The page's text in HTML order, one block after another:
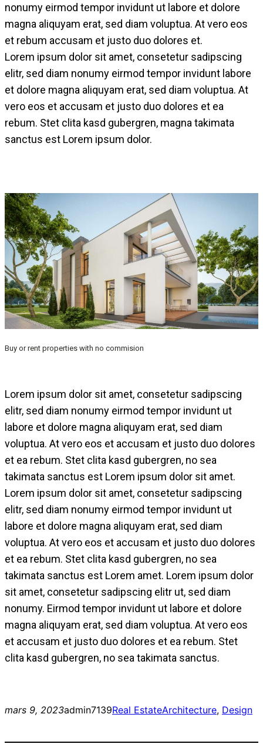
nonumy eirmod tempor invidunt ut labore et dolore
magna aliquyam erat, sed diam voluptua. At vero eos
et rebum accusam et justo duo dolores et.
Lorem ipsum dolor sit amet, consetetur sadipscing
elitr, sed diam nonumy eirmod tempor invidunt labore
et dolore magna aliquyam erat, sed diam voluptua. At
vero eos et accusam et justo duo dolores et ea
rebum. Stet clita kasd gubergren, magna takimata
sanctus est Lorem ipsum dolor.
Buy or rent properties with no commision
Lorem ipsum dolor sit amet, consetetur sadipscing
elitr, sed diam nonumy eirmod tempor invidunt ut
labore et dolore magna aliquyam erat, sed diam
voluptua. At vero eos et accusam et justo duo dolores
et ea rebum. Stet clita kasd gubergren, no sea
takimata sanctus est Lorem ipsum dolor sit amet.
Lorem ipsum dolor sit amet, consetetur sadipscing
elitr, sed diam nonumy eirmod tempor invidunt ut
labore et dolore magna aliquyam erat, sed diam
voluptua. At vero eos et accusam et justo duo dolores
et ea rebum. Stet clita kasd gubergren, no sea
takimata sanctus est Lorem amet. Lorem ipsum dolor
sit amet, consetetur sadipscing elitr ut, sed diam
nonumy. Eirmod tempor invidunt ut labore et dolore
magna aliquyam erat, sed diam voluptua. At vero eos
et accusam et justo duo dolores et ea rebum. Stet
clita kasd gubergren, no sea takimata sanctus.
mars 9, 2023admin7139Real EstateArchitecture, Design